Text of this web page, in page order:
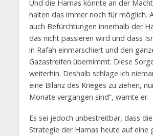
Und die Hamas könnte an der
halten das immer noch für möglich.
auch Befürchtungen innerhalb der
das nicht passieren wird und dass
in Rafah einmarschiert und den
Gazastreifen übernimmt. Diese
weiterhin. Deshalb schlage ich
eine Bilanz des Krieges zu ziehen,
Monate vergangen sind“, warnte er.
Es sei jedoch unbestreitbar, dass
Strategie der Hamas heute auf eine